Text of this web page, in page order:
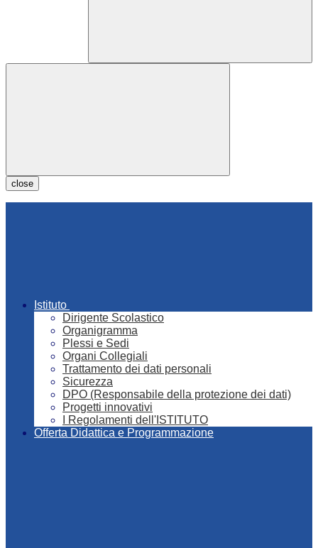
close
Istituto
Dirigente Scolastico
Organigramma
Plessi e Sedi
Organi Collegiali
Trattamento dei dati personali
Sicurezza
DPO (Responsabile della protezione dei dati)
Progetti innovativi
I Regolamenti dell'ISTITUTO
Offerta Didattica e Programmazione